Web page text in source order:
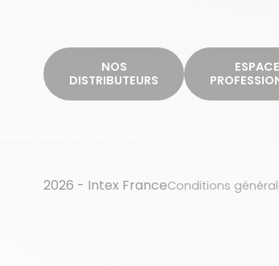
NOS
DISTRIBUTEURS
ESPACE
2026 - Intex FranceConditions